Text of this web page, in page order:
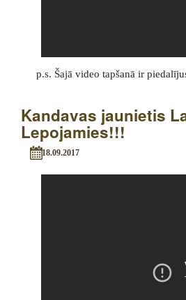
p.s. Šajā video tapšanā ir
Kandavas jaunietis
Lepojamies!!!
18.09.2017